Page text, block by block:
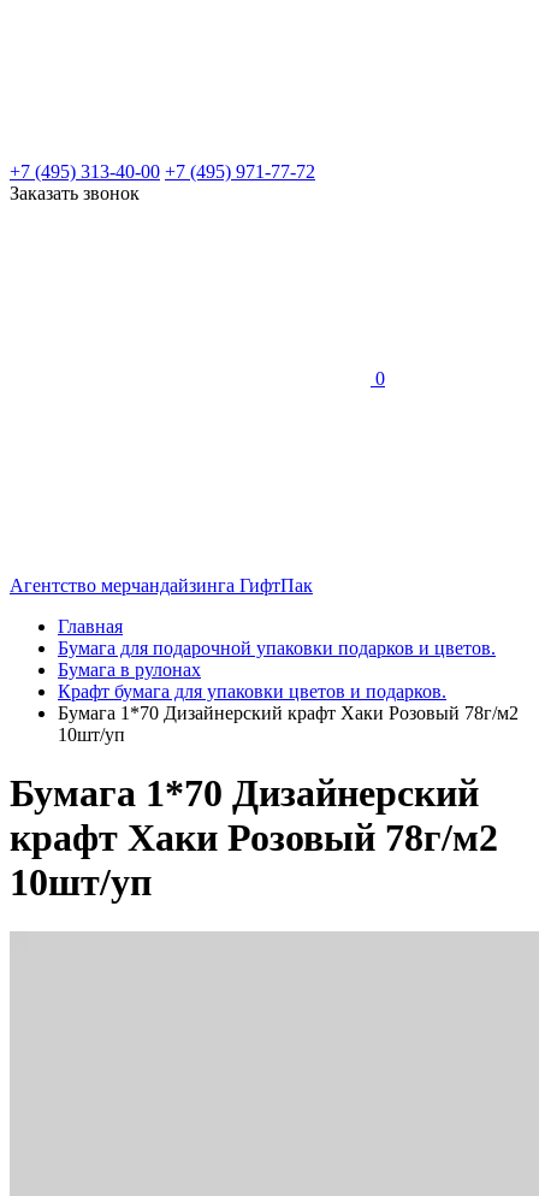
+7 (495) 313-40-00 +7 (495) 971-77-72
Заказать звонок
0
Агентство мерчандайзинга ГифтПак
Главная
Бумага для подарочной упаковки подарков и цветов.
Бумага в рулонах
Крафт бумага для упаковки цветов и подарков.
Бумага 1*70 Дизайнерский крафт Хаки Розовый 78г/м2
10шт/уп
Бумага 1*70 Дизайнерский
крафт Хаки Розовый 78г/м2
10шт/уп